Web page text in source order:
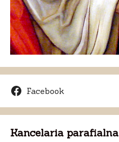
Facebook
Kancelaria parafialna